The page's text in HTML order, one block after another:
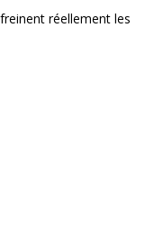
réellement les